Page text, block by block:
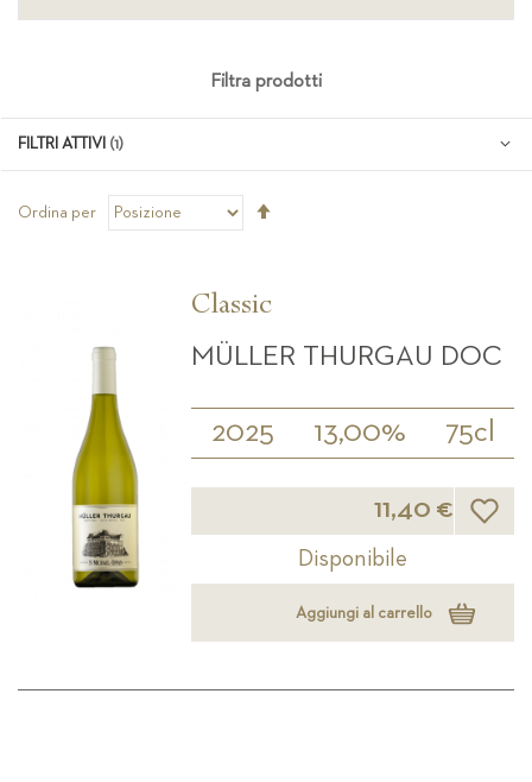
Ordina per
Classic
MÜLLER THURGAU DOC
2025 13,00% 75cl
11,40 € Lista
Disponibile
Aggiungi al carrello
Filtra prodotti
FILTRI ATTIVI